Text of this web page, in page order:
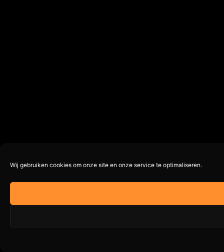
Wij gebruiken cookies om onze site en onze service te optimaliseren.